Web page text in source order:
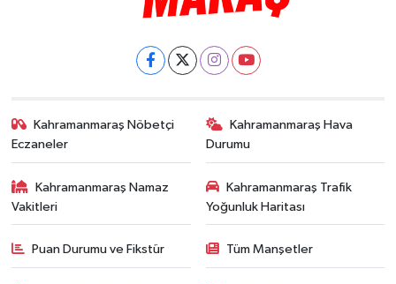
Kahramanmaraş Nöbetçi
Eczaneler
Kahramanmaraş Hava
Durumu
Kahramanmaraş Namaz
Vakitleri
Kahramanmaraş Trafik
Yoğunluk Haritası
Puan Durumu ve Fikstür Tüm Manşetler